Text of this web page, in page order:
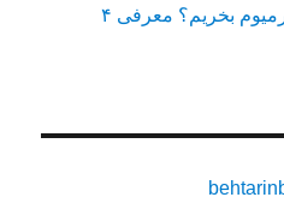
از کجا اکانت اسپاتیفای پرمیوم بخریم؟ معرفی ۴